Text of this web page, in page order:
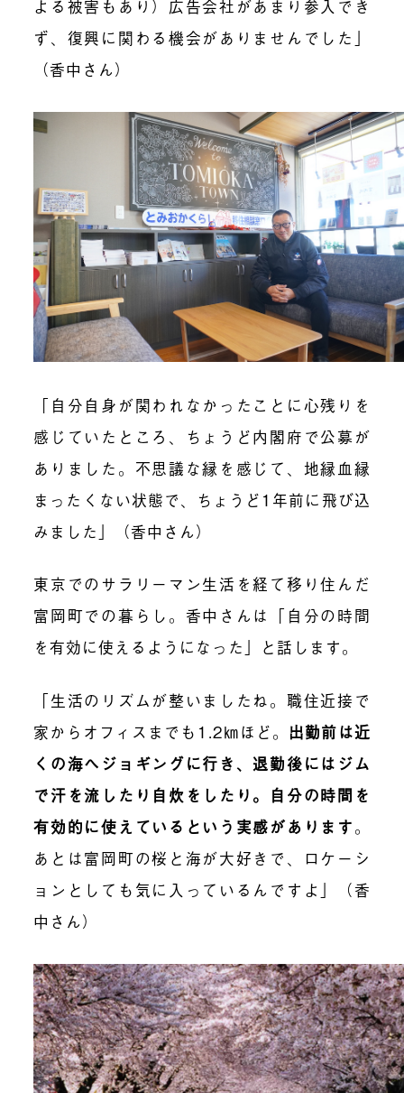
よる被害もあり）広告会社があまり参入でき
ず、復興に関わる機会がありませんでした」
（香中さん）
「自分自身が関われなかったことに心残りを
感じていたところ、ちょうど内閣府で公募が
ありました。不思議な縁を感じて、地縁血縁
まったくない状態で、ちょうど1年前に飛び込
みました」（香中さん）
東京でのサラリーマン生活を経て移り住んだ
富岡町での暮らし。香中さんは「自分の時間
を有効に使えるようになった」と話します。
「生活のリズムが整いましたね。職住近接で
家からオフィスまでも1.2㎞ほど。 出勤前は近
くの海へジョギングに行き、退勤後にはジム
で汗を流したり自炊をしたり。自分の時間を
有効的に使えているという実感があります。
あとは富岡町の桜と海が大好きで、ロケーシ
ョンとしても気に入っているんですよ」（香
中さん）